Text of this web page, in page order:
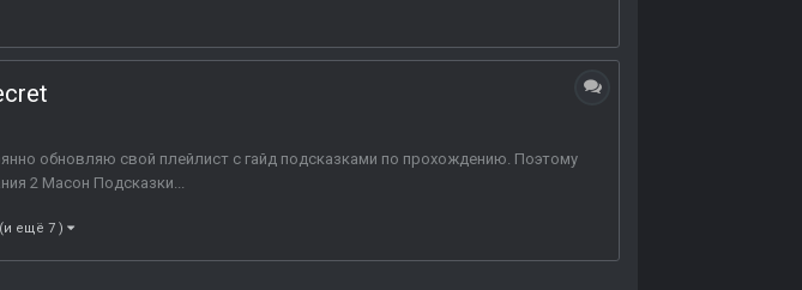
обновляю свой плейлист с гайд подсказками по прохождению. Поэтому
2 Масон Подсказки...
(и ещё 7 )